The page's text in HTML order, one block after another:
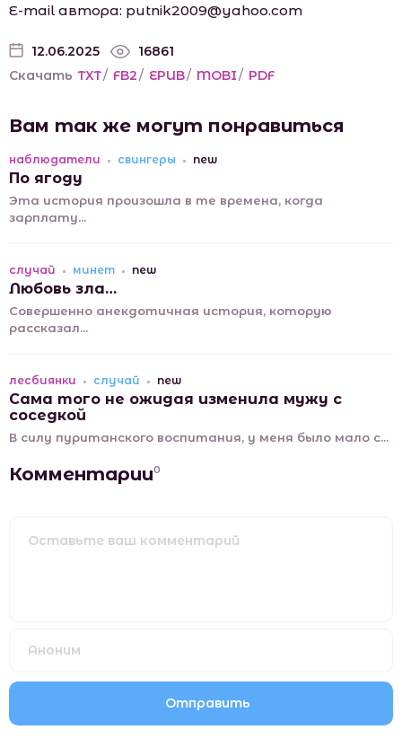
Е-mаil автора: putnik2009@yаhоо.cоm
12.06.2025
16861
Скачать TXT/ FB2/ EPUB/ MOBI/ PDF
Вам так же могут понравиться
наблюдатели свингеры new
По ягоду
Эта история произошла в те времена, когда
зарплату...
случай минет new
Любовь зла…
Совершенно анекдотичная история, которую
рассказал...
лесбиянки случай new
Сама того не ожидая изменила мужу с
соседкой
В силу пуританского воспитания, у меня было мало с...
Комментарии0